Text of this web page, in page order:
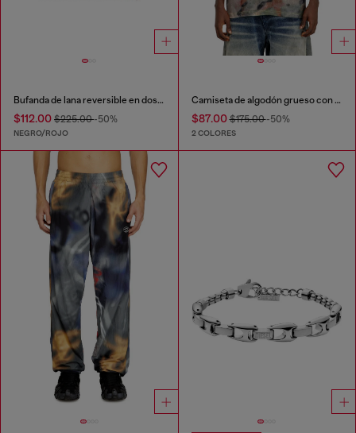
Bufanda de lana reversible en dos tonos
$112.00 $225.00-50%
NEGRO/ROJO
Camiseta de algodón grueso con estampado de camuflaje
$87.00$175.00-50%
2 COLORES